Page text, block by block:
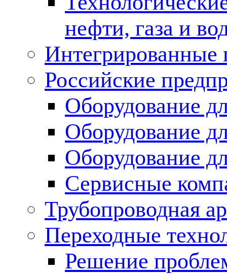
нефти, газа и
Российские
Оборудование
Оборудование
Оборудование
Сервисные
Трубопроводная
Переходные
Решение